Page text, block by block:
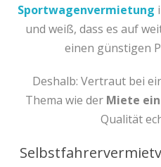
Sportwagenvermietung
und weiß, dass es auf
einen günstigen
Deshalb: Vertraut bei
Thema wie der Miete
Qualität